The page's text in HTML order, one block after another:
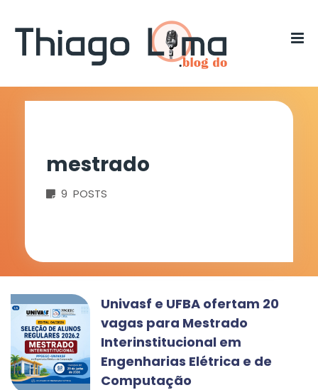
mestrado
9 POSTS
Univasf e UFBA ofertam 20
vagas para Mestrado
Interinstitucional em
Engenharias Elétrica e de
Computação